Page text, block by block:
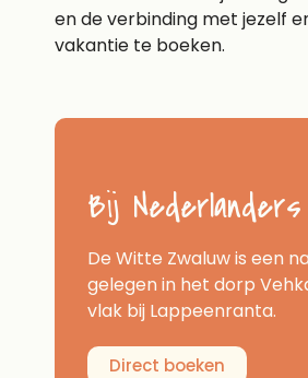
en de verbinding met jezelf
vakantie te boeken.
Bij
De Witte Zwaluw is een
gelegen in het dorp
vlak bij Lappeenranta.
Direct boeken